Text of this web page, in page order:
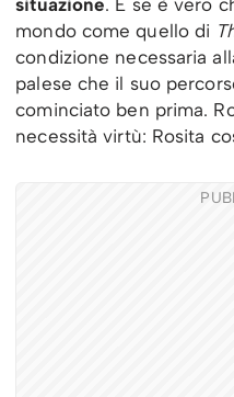
mondo come quello di
condizione necessaria
palese che il suo
cominciato ben prima.
necessità virtù: Rosita